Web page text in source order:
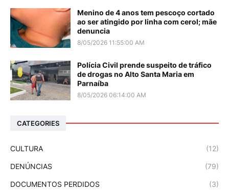
Menino de 4 anos tem pescoço cortado
ao ser atingido por linha com cerol; mãe
denuncia
8/05/2026 11:55:00 AM
Polícia Civil prende suspeito de tráfico
de drogas no Alto Santa Maria em
Parnaíba
8/05/2026 06:14:00 AM
CATEGORIES
CULTURA (12)
DENÚNCIAS (79)
DOCUMENTOS PERDIDOS (3)